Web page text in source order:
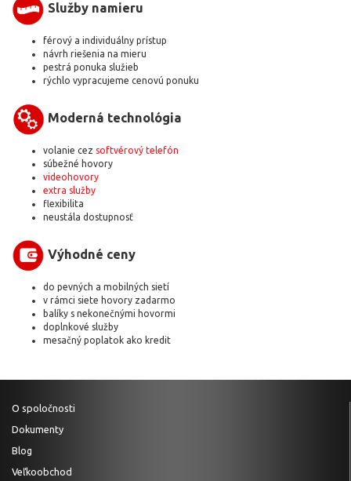
Služby namieru
férový a individuálny prístup
návrh riešenia na mieru
pestrá ponuka služieb
rýchlo vypracujeme cenovú ponuku
Moderná technológia
volanie cez softvérový telefón
súbežné hovory
videohovory
extra služby
flexibilita
neustála dostupnosť
Výhodné ceny
do pevných a mobilných sietí
v rámci siete hovory zadarmo
balíky s nekonečnými hovormi
doplnkové služby
mesačný poplatok ako kredit
O spoločnosti
Dokumenty
Blog
Veľkoobchod